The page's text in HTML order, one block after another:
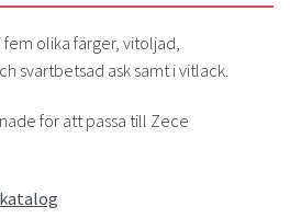
olika färger, vitoljad,
svartbetsad ask samt i vitlack.
för att passa till Zece